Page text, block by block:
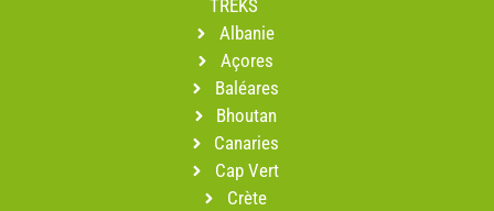
TREKS
Albanie
Açores
Baléares
Bhoutan
Canaries
Cap Vert
Crète